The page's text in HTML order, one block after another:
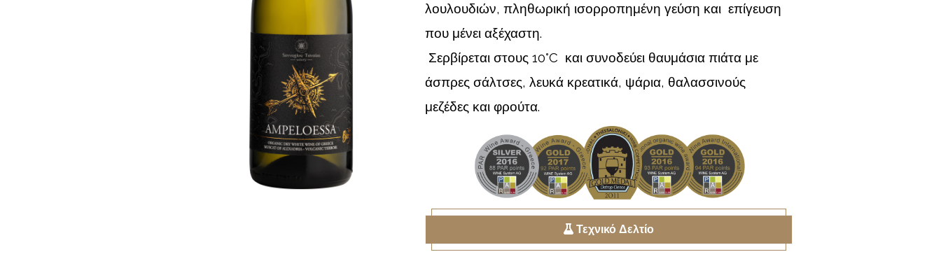
λουλουδιών, πληθωρική ισορροπημένη γεύση και επίγευση
που μένει αξέχαστη.
Σερβίρεται στους 10°C και συνοδεύει θαυμάσια πιάτα με
άσπρες σάλτσες, λευκά κρεατικά, ψάρια, θαλασσινούς
μεζέδες και φρούτα.
Τεχνικό Δελτίο